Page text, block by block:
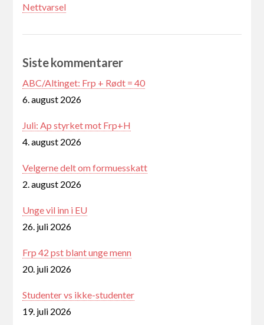
Nettvarsel
Siste kommentarer
ABC/Altinget: Frp + Rødt = 40
6. august 2026
Juli: Ap styrket mot Frp+H
4. august 2026
Velgerne delt om formuesskatt
2. august 2026
Unge vil inn i EU
26. juli 2026
Frp 42 pst blant unge menn
20. juli 2026
Studenter vs ikke-studenter
19. juli 2026